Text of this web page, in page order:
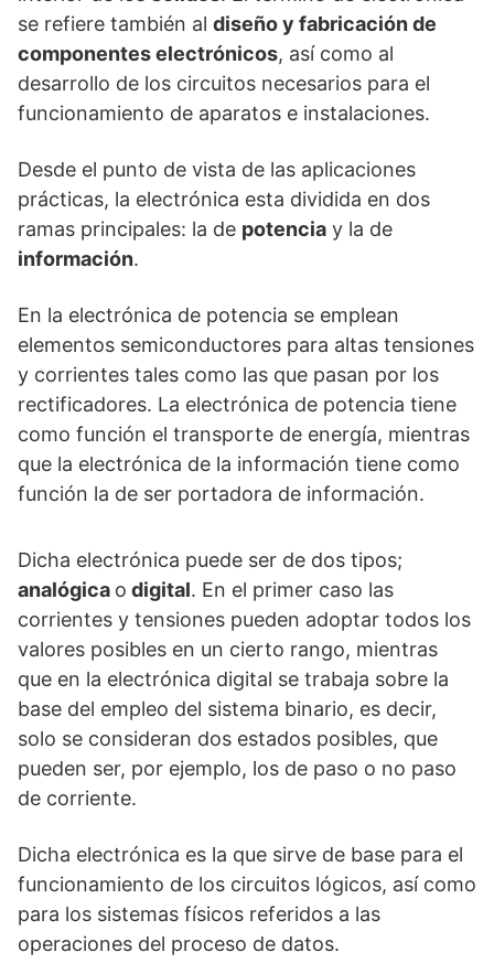
se refiere también al diseño y fabricación de
componentes electrónicos, así como al
desarrollo de los circuitos necesarios para el
funcionamiento de aparatos e instalaciones.
Desde el punto de vista de las aplicaciones
prácticas, la electrónica esta dividida en dos
ramas principales: la de potencia y la de
información.
En la electrónica de potencia se emplean
elementos semiconductores para altas tensiones
y corrientes tales como las que pasan por los
rectificadores. La electrónica de potencia tiene
como función el transporte de energía, mientras
que la electrónica de la información tiene como
función la de ser portadora de información.
Dicha electrónica puede ser de dos tipos;
analógica o digital. En el primer caso las
corrientes y tensiones pueden adoptar todos los
valores posibles en un cierto rango, mientras
que en la electrónica digital se trabaja sobre la
base del empleo del sistema binario, es decir,
solo se consideran dos estados posibles, que
pueden ser, por ejemplo, los de paso o no paso
de corriente.
Dicha electrónica es la que sirve de base para el
funcionamiento de los circuitos lógicos, así como
para los sistemas físicos referidos a las
operaciones del proceso de datos.